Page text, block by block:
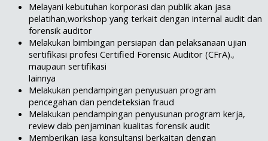
Melayani kebutuhan korporasi dan publik akan jasa
pelatihan,workshop yang terkait dengan internal audit dan
forensik auditor
Melakukan bimbingan persiapan dan pelaksanaan ujian
sertifikasi profesi Certified Forensic Auditor (CFrA).,
maupaun sertifikasi
lainnya
Melakukan pendampingan penyusuan program
pencegahan dan pendeteksian fraud
Melakukan pendampingan penyusunan program kerja,
review dab penjaminan kualitas forensik audit
Memberikan jasa konsultansi berkaitan dengan